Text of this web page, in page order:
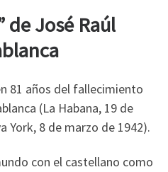
de José Raúl
81 años del fallecimiento
(La Habana, 19 de
York, 8 de marzo de 1942).
con el castellano como